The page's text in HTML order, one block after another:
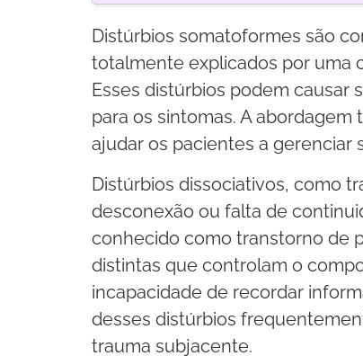
Distúrbios somatoformes são
totalmente explicados por uma
Esses distúrbios podem causar
para os sintomas. A
ajudar os pacientes a gerenciar
Distúrbios dissociativos, como
desconexão ou falta de
conhecido como transtorno de
distintas que controlam o
incapacidade de recordar
desses distúrbios
trauma subjacente.